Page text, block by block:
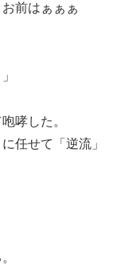
前はぁぁぁ
哮した。
任せて「逆流」